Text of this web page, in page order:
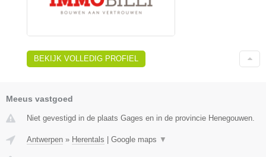
BEKIJK VOLLEDIG PROFIEL
Meeus vastgoed
Niet gevestigd in de plaats Gages en in de provincie Henegouwen.
Antwerpen » Herentals Google maps ▼